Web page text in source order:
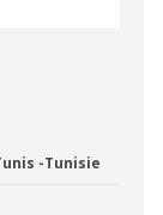
-Tunisie